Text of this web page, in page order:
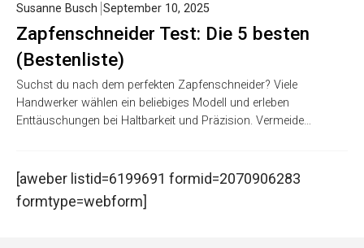
Zapfenschneider Test: Die 5 besten
(Bestenliste)
Susanne Busch September 10, 2025
Suchst du nach dem perfekten Zapfenschneider? Viele
Handwerker wählen ein beliebiges Modell und erleben
Enttäuschungen bei Haltbarkeit und Präzision. Vermeide…
[aweber listid=6199691 formid=2070906283
formtype=webform]